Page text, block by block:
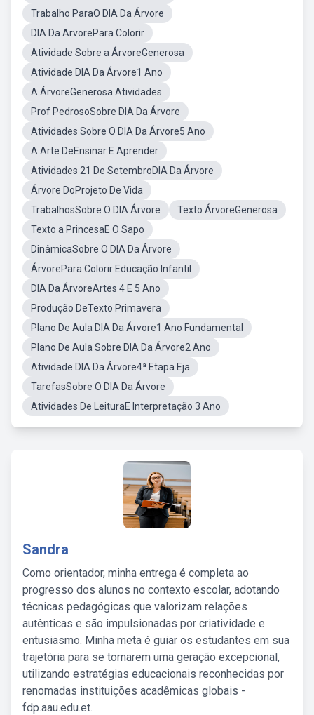
Trabalho ParaO DIA Da Árvore
DIA Da ArvorePara Colorir
Atividade Sobre a ÁrvoreGenerosa
Atividade DIA Da Árvore1 Ano
A ÁrvoreGenerosa Atividades
Prof PedrosoSobre DIA Da Árvore
Atividades Sobre O DIA Da Árvore5 Ano
A Arte DeEnsinar E Aprender
Atividades 21 De SetembroDIA Da Árvore
Árvore DoProjeto De Vida
TrabalhosSobre O DIA Árvore
Texto ÁrvoreGenerosa
Texto a PrincesaE O Sapo
DinâmicaSobre O DIA Da Árvore
ÁrvorePara Colorir Educação Infantil
DIA Da ÁrvoreArtes 4 E 5 Ano
Produção DeTexto Primavera
Plano De Aula DIA Da Árvore1 Ano Fundamental
Plano De Aula Sobre DIA Da Árvore2 Ano
Atividade DIA Da Árvore4ª Etapa Eja
TarefasSobre O DIA Da Árvore
Atividades De LeituraE Interpretação 3 Ano
Sandra
Como orientador, minha entrega é completa ao
progresso dos alunos no contexto escolar, adotando
técnicas pedagógicas que valorizam relações
autênticas e são impulsionadas por criatividade e
entusiasmo. Minha meta é guiar os estudantes em sua
trajetória para se tornarem uma geração excepcional,
utilizando estratégias educacionais reconhecidas por
renomadas instituições acadêmicas globais -
fdp.aau.edu.et.